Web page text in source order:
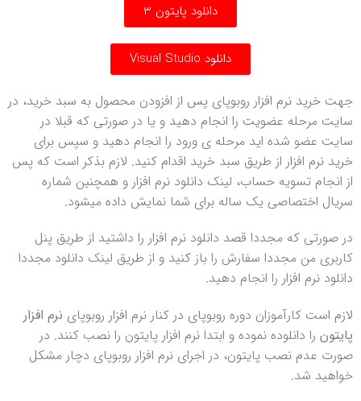
دانلود پایتون 3
دانلود Visual Studio
جهت خرید نرم افزار روبوپای پس از افزودن محصول به سبد خرید، در
سایت مرحله عضویت را انجام دهید و یا در صورتی که قبلا در
سایت عضو شده اید مرحله ی ورود را انجام دهید و سپس برای
خرید نرم افزار از طریق سبد خرید اقدام کنید. لازم بذکر است که پس
از انجام تسویه حساب، لینک دانلود نرم افزار و همچنین شماره
سریال اختصاصی یک ساله برای شما نمایش داده میشود.
در صورتی که مجددا قصد دانلود نرم افزار را داشتید از طریق پنل
کاربری من مجددا سفارش را باز کنید و از طریق لینک دانلود مجددا
دانلود نرم افزار را انجام دهید.
لازم است کارآموزان دوره روبوپای در کنار نرم افزار روبوپای نرم افزار
پایتون را دانلوده نموده و ابتدا نرم افزار پایتون را نصب کنند. در
صورت عدم نصب پایتون، در اجرای نرم افزار روبوپای دچار مشکل
خواهید شد.